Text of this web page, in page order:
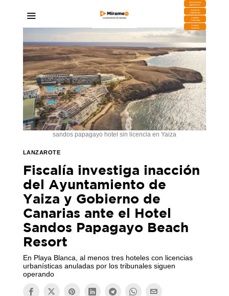
DESCARGA
MIRAPLAY
Buzón de
Sugerencias
Contratar
Publicidad
Contacto
Comercial
sandos papagayo hotel sin licencia en Yaiza
LANZAROTE
Fiscalía investiga inacción
del Ayuntamiento de
Yaiza y Gobierno de
Canarias ante el Hotel
Sandos Papagayo Beach
Resort
En Playa Blanca, al menos tres hoteles con licencias
urbanísticas anuladas por los tribunales siguen
operando